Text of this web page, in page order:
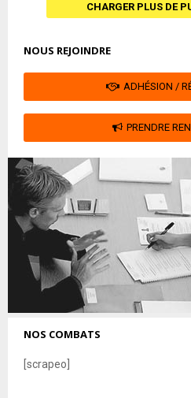
CHARGER PLUS DE
NOUS REJOINDRE
ADHÉSION /
PRENDRE
NOS COMBATS
[scrapeo]